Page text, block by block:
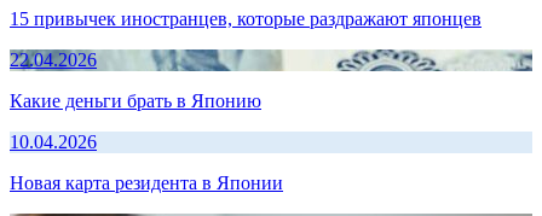
15 привычек иностранцев, которые раздражают японцев
22.04.2026
Какие деньги брать в Японию
10.04.2026
Новая карта резидента в Японии